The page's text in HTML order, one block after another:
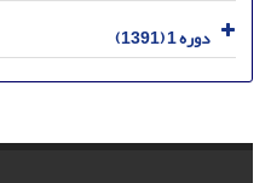
دوره 1 (1391)